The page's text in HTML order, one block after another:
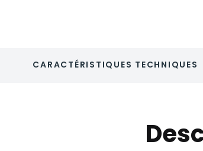
CARACTÉRISTIQUES TECHNIQUES